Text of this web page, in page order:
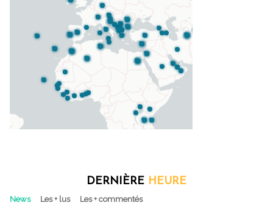
DERNIÈRE HEURE
News Les + lus Les + commentés